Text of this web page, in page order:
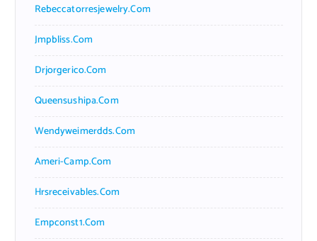
Rebeccatorresjewelry.com
Jmpbliss.com
Drjorgerico.com
Queensushipa.com
Wendyweimerdds.com
Ameri-Camp.com
Hrsreceivables.com
Empconst1.com